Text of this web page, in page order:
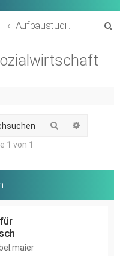
Aufbaustudiengang Sozialwirtschaft
Suche
1 von 1